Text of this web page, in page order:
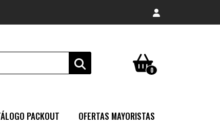
0
PACKOUT OFERTAS MAYORISTAS